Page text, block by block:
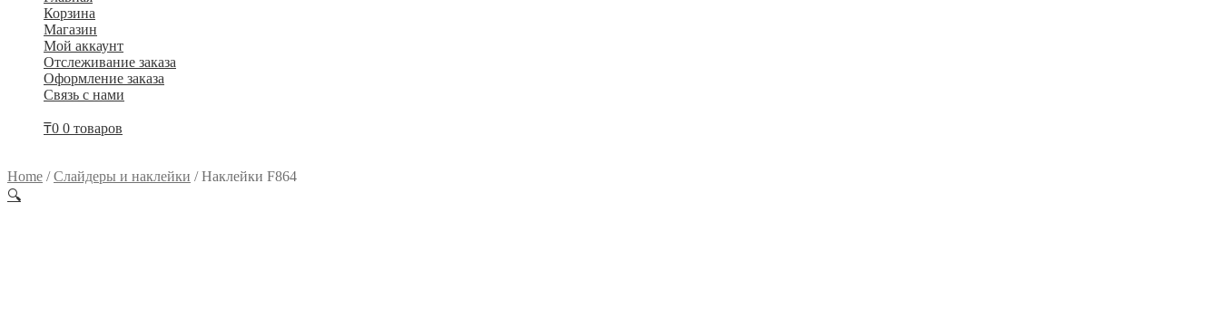
Корзина
Магазин
Мой аккаунт
Отслеживание заказа
Оформление заказа
Связь с нами
₸0 0 товаров
Home /Слайдеры и наклейки /Наклейки F864
🔍